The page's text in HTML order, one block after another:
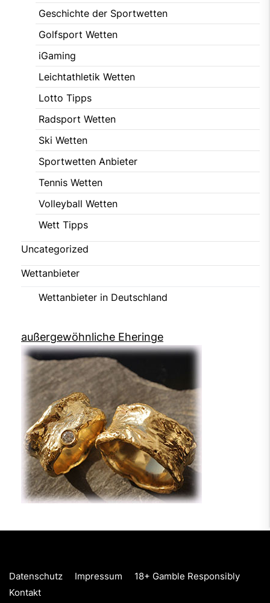
Geschichte der Sportwetten
Golfsport Wetten
iGaming
Leichtathletik Wetten
Lotto Tipps
Radsport Wetten
Ski Wetten
Sportwetten Anbieter
Tennis Wetten
Volleyball Wetten
Wett Tipps
Uncategorized
Wettanbieter
Wettanbieter in Deutschland
außergewöhnliche Eheringe
Datenschutz Impressum
18+ Gamble Responsibly
Kontakt